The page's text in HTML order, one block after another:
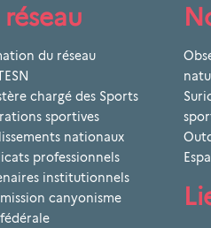
réseau
du réseau
chargé des Sports
sportives
nationaux
professionnels
institutionnels
canyonisme